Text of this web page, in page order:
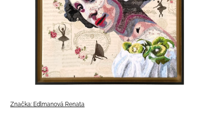
Značka: Edlmanová Renata